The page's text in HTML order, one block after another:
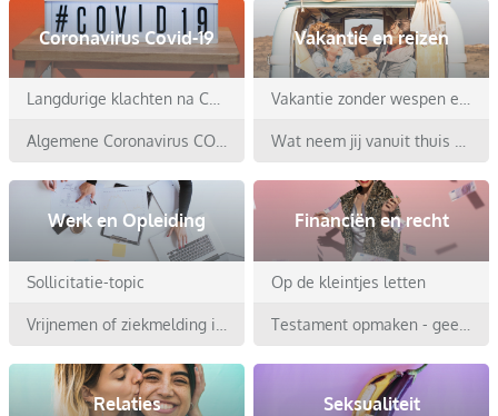
Coronavirus Covid-19 Vakantie en reizen
Werk en Opleiding
Sollicitatie-topic
Financiën en recht
Op de kleintjes letten
Relaties Seksualiteit